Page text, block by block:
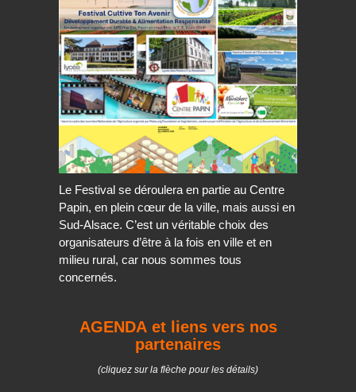
Le Festival se déroulera en partie au Centre
Papin, en plein cœur de la ville, mais aussi en
Sud-Alsace. C’est un véritable choix des
organisateurs d’être à la fois en ville et en
milieu rural, car nous sommes tous
concernés.
AGENDA et liens vers nos
partenaires
(cliquez sur la flèche pour les détails)